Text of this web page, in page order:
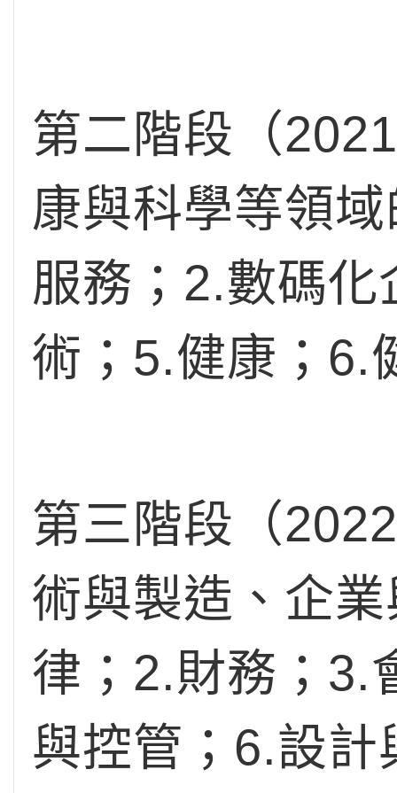
第二階段（
康與科學等領
服務；2.數碼
術；5.健康；6.
第三階段（
術與製造、企
律；2.財務；3.
與控管；6.設